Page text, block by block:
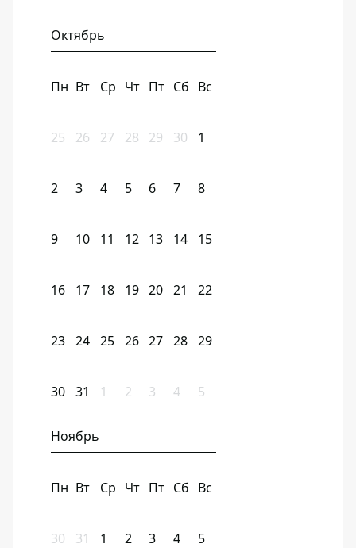
Октябрь
Пн Вт Ср Чт Пт Сб Вс
25 26 27 28 29 30 1
2 3 4 5 6 7 8
9 10 11 12 13 14 15
16 17 18 19 20 21 22
23 24 25 26 27 28 29
30 31 1 2 3 4 5
Ноябрь
Пн Вт Ср Чт Пт Сб Вс
30 31 1 2 3 4 5